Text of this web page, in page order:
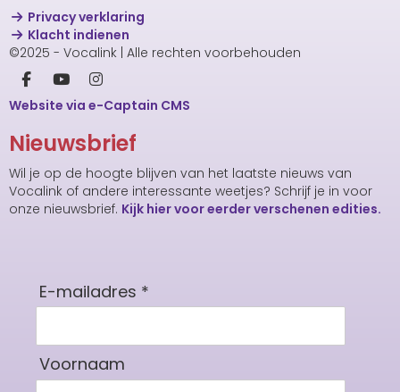
Privacy verklaring
Klacht indienen
©2025 - Vocalink | Alle rechten voorbehouden
Website via e-Captain CMS
Nieuwsbrief
Wil je op de hoogte blijven van het laatste nieuws van
Vocalink of andere interessante weetjes? Schrijf je in voor
onze nieuwsbrief. Kijk hier voor eerder verschenen edities.
E-mailadres *
Voornaam